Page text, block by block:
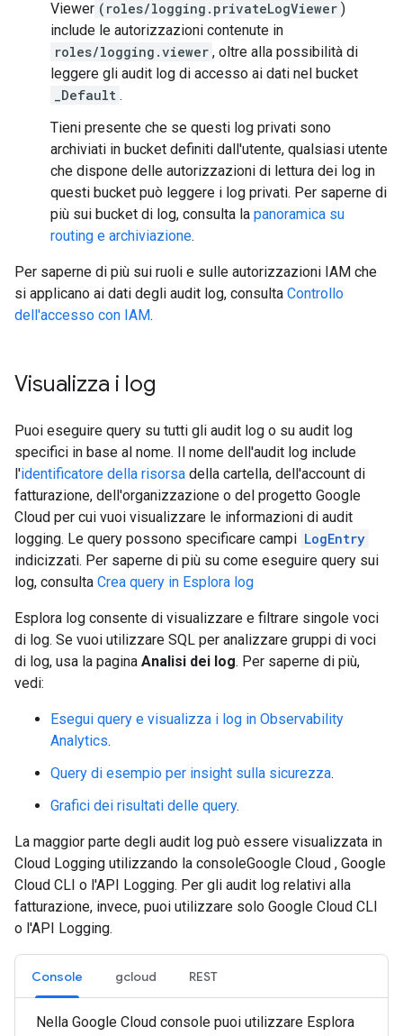
Viewer (roles/logging.privateLogViewer )
include le autorizzazioni contenute in
roles/logging.viewer , oltre alla possibilità di
leggere gli audit log di accesso ai dati nel bucket
_Default .
Tieni presente che se questi log privati sono
archiviati in bucket definiti dall'utente, qualsiasi utente
che dispone delle autorizzazioni di lettura dei log in
questi bucket può leggere i log privati. Per saperne di
più sui bucket di log, consulta la panoramica su
routing e archiviazione.
Per saperne di più sui ruoli e sulle autorizzazioni IAM che
si applicano ai dati degli audit log, consulta Controllo
dell'accesso con IAM.
Visualizza i log
Puoi eseguire query su tutti gli audit log o su audit log
specifici in base al nome. Il nome dell'audit log include
l'identificatore della risorsa della cartella, dell'account di
fatturazione, dell'organizzazione o del progetto Google
Cloud per cui vuoi visualizzare le informazioni di audit
logging. Le query possono specificare campi LogEntry
indicizzati. Per saperne di più su come eseguire query sui
log, consulta Crea query in Esplora log
Esplora log consente di visualizzare e filtrare singole voci
di log. Se vuoi utilizzare SQL per analizzare gruppi di voci
di log, usa la pagina Analisi dei log. Per saperne di più,
vedi:
Esegui query e visualizza i log in Observability
Analytics.
Query di esempio per insight sulla sicurezza.
Grafici dei risultati delle query.
La maggior parte degli audit log può essere visualizzata in
Cloud Logging utilizzando la consoleGoogle Cloud , Google
Cloud CLI o l'API Logging. Per gli audit log relativi alla
fatturazione, invece, puoi utilizzare solo Google Cloud CLI
o l'API Logging.
Console gcloud REST
Nella Google Cloud console puoi utilizzare Esplora